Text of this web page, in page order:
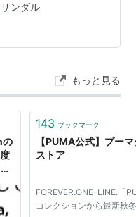
ダルは全然違った
しく包んでくれて、
いんだよ〜♪ ABC-
う可愛さなの！ 靴擦
ンダル
もっと見る
の
143 ブックマーク
【PUMA公式】プー
ストア
FOREVER.ONE-LINE.「
コレクションから最新秋